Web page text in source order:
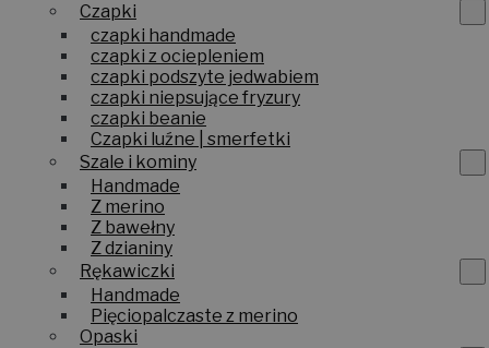
Czapki
czapki handmade
czapki z ociepleniem
czapki podszyte jedwabiem
czapki niepsujące fryzury
czapki beanie
Czapki luźne | smerfetki
Szale i kominy
Handmade
Z merino
Z bawełny
Z dzianiny
Rękawiczki
Handmade
Pięciopalczaste z merino
Opaski